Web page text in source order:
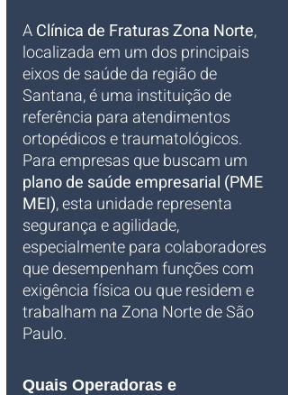
A Clínica de Fraturas Zona Norte,
localizada em um dos principais
eixos de saúde da região de
Santana, é uma instituição de
referência para atendimentos
ortopédicos e traumatológicos.
Para empresas que buscam um
plano de saúde empresarial (PME
MEI), esta unidade representa
segurança e agilidade,
especialmente para colaboradores
que desempenham funções com
exigência física ou que residem e
trabalham na Zona Norte de São
Paulo.
Quais Operadoras e